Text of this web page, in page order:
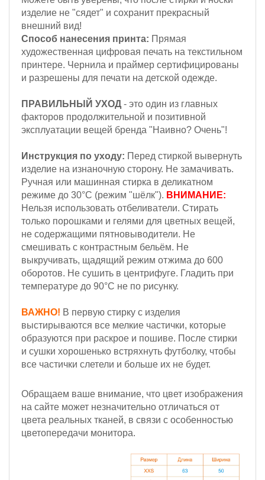
изделие не "сядет" и сохранит прекрасный
внешний вид!
Способ нанесения принта: Прямая
художественная цифровая печать на текстильном
принтере. Чернила и праймер сертифицированы
и разрешены для печати на детской одежде.
ПРАВИЛЬНЫЙ УХОД - это один из главных
факторов продолжительной и позитивной
эксплуатации вещей бренда "Наивно? Очень"!
Инструкция по уходу: Перед стиркой вывернуть
изделие на изнаночную сторону. Не замачивать.
Ручная или машинная стирка в деликатном
режиме до 30°С (режим "шёлк"). ВНИМАНИЕ:
Нельзя использовать отбеливатели. Стирать
только порошками и гелями для цветных вещей,
не содержащими пятновыводители. Не
смешивать с контрастным бельём. Не
выкручивать, щадящий режим отжима до 600
оборотов. Не сушить в центрифуге. Гладить при
температуре до 90°С не по рисунку.
ВАЖНО! В первую стирку с изделия
выстирываются все мелкие частички, которые
образуются при раскрое и пошиве. После стирки
и сушки хорошенько встряхнуть футболку, чтобы
все частички слетели и больше их не будет.
Обращаем ваше внимание, что цвет изображения
на сайте может незначительно отличаться от
цвета реальных тканей, в связи с особенностью
цветопередачи монитора.